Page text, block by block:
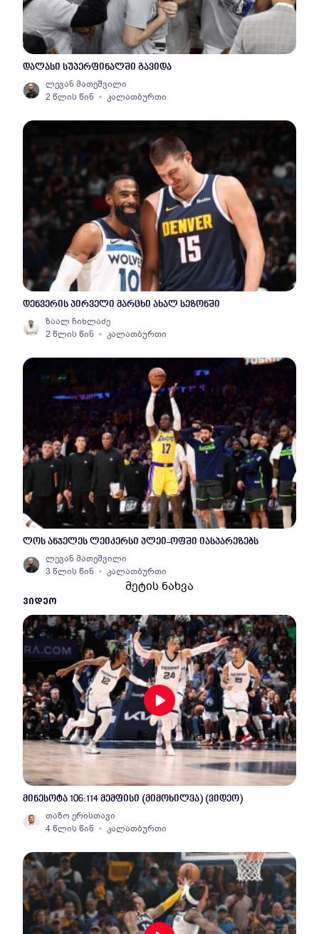
დალასი სუპერფინალში გავიდა
ლევან მათეშვილი
2 წლის წინ
კალათბურთი
დენვერის პირველი მარცხი ახალ სეზონში
ზაალ ჩიხლაძე
2 წლის წინ
კალათბურთი
ლოს ანჯელეს ლეიკერსი პლეი-ოფში იასპარეზებს
ლევან მათეშვილი
3 წლის წინ
კალათბურთი
მეტის ნახვა
ᲕᲘᲓᲔᲝ
მინესოტა 106:114 მემფისი (მიმოხილვა) (ვიდეო)
თაზო ერისთავი
4 წლის წინ
კალათბურთი